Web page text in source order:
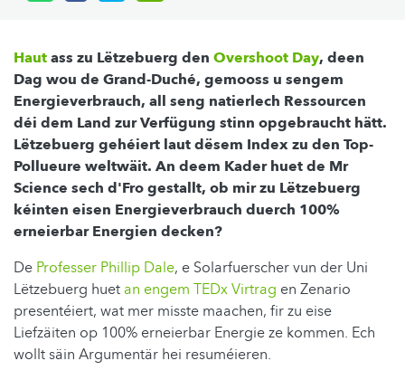
Hautass zu Lëtzebuerg den Overshoot Day, deen
Dag wou de Grand-Duché, gemooss u sengem
Energieverbrauch, all seng natierlech Ressourcen
déi dem Land zur Verfügung stinn opgebraucht hätt.
Lëtzebuerg gehéiert laut dësem Index zu den Top-
Pollueure weltwäit. An deem Kader huet de Mr
Science sech d'Fro gestallt, ob mir zu Lëtzebuerg
kéinten eisen Energieverbrauch duerch 100%
erneierbar Energien decken?
De Professer Phillip Dale, e Solarfuerscher vun der Uni
Lëtzebuerg huet an engem TEDx Virtrag en Zenario
presentéiert, wat mer misste maachen, fir zu eise
Liefzäiten op 100% erneierbar Energie ze kommen. Ech
wollt säin Argumentär hei resuméieren.